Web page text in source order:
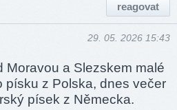
reagovat
29. 05. 2026 15:43
Moravou a Slezskem malé
písku z Polska, dnes večer
písek z Německa.